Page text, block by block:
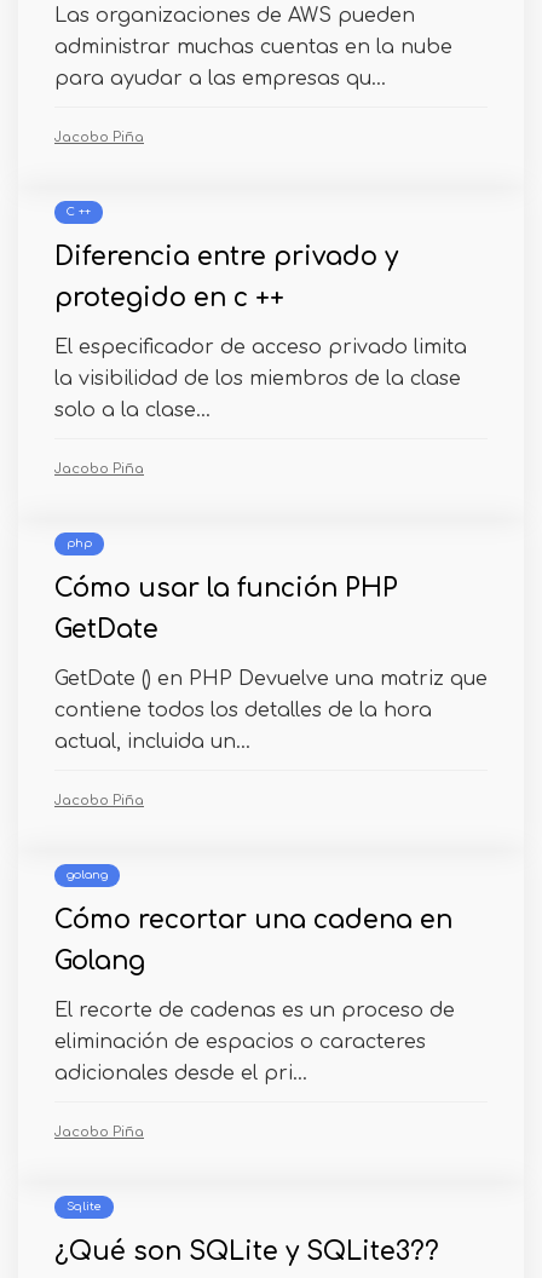
Las organizaciones de AWS pueden
administrar muchas cuentas en la nube
para ayudar a las empresas qu...
Jacobo Piña
C ++
Diferencia entre privado y
protegido en c ++
El especificador de acceso privado limita
la visibilidad de los miembros de la clase
solo a la clase...
Jacobo Piña
php
Cómo usar la función PHP
GetDate
GetDate () en PHP Devuelve una matriz que
contiene todos los detalles de la hora
actual, incluida un...
Jacobo Piña
golang
Cómo recortar una cadena en
Golang
El recorte de cadenas es un proceso de
eliminación de espacios o caracteres
adicionales desde el pri...
Jacobo Piña
Sqlite
¿Qué son SQLite y SQLite3??